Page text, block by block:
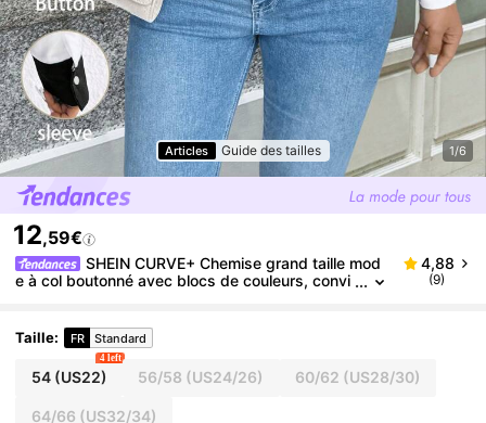
Articles Guide des tailles 1/6
12,59€
SHEIN CURVE+ Chemise grand taille mod
e à col boutonné avec blocs de couleurs, convi
4,88
(9)
Taille: FR Standard
54(US22)
4 left
56/58 (US24/26) 60/62 (US28/30)
64/66 (US32/34)